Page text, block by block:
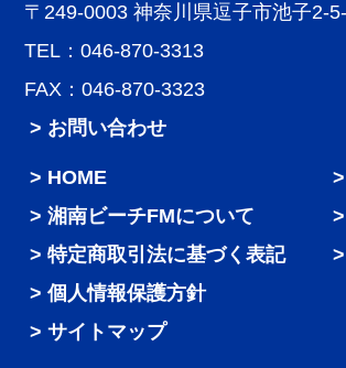
〒249-0003 神奈川県逗子市池子2-
TEL：046-870-3313
FAX：046-870-3323
> お問い合わせ
HOME
湘南ビーチFMについて
特定商取引法に基づく表記
個人情報保護方針
サイトマップ